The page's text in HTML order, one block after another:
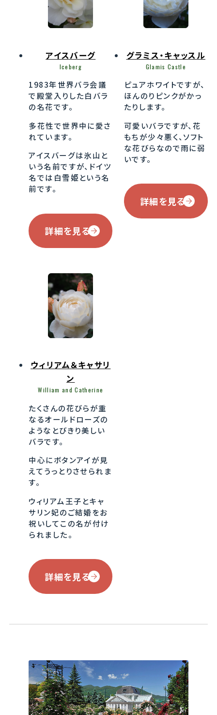
アイスバーグ
Iceberg
1983年世界バラ会議
で殿堂入りした白バラ
の名花です。
多花性で世界中に愛さ
れています。
アイスバーグは氷山と
いう名前ですが、ドイツ
名では白雪姫という名
前です。
詳細を見る
グラミス・キャッスル
Glamis Castle
ピュアホワイトですが、
ほんのりピンクがかっ
たりします。
可愛いバラですが、花
もちが少々悪く、ソフト
な花びらなので雨に弱
いです。
詳細を見る
ウィリアム＆キャサリ
ン
William and Catherine
たくさんの花びらが重
なるオールドローズの
ようなとびきり美しい
バラです。
中心にボタンアイが見
えてうっとりさせられま
す。
ウィリアム王子とキャ
サリン妃のご結婚をお
祝いしてこの名が付け
られました。
詳細を見る